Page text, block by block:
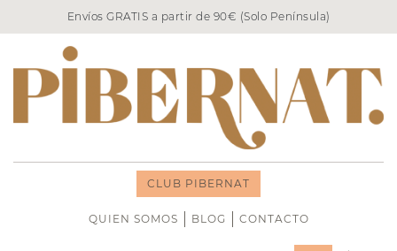
Envíos GRATIS a partir de 90€ (Solo Península)
CLUB PIBERNAT
QUIEN SOMOS BLOG CONTACTO